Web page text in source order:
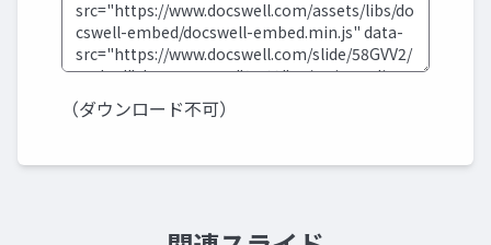
（ダウンロード不可）